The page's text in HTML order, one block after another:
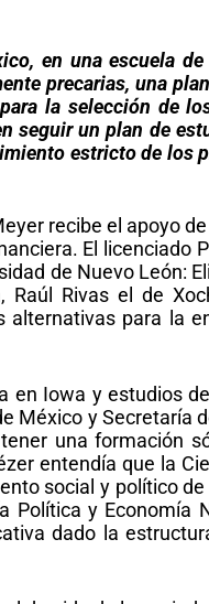
en una escuela
precarias, una
la selección de
seguir un plan de
estricto de los
recibe el apoyo
El licenciado
de Nuevo León:
Rivas el de
para la
en Iowa y estudios
México y Secretaría
una formación
entendía que la
social y político
y Economía
dado la